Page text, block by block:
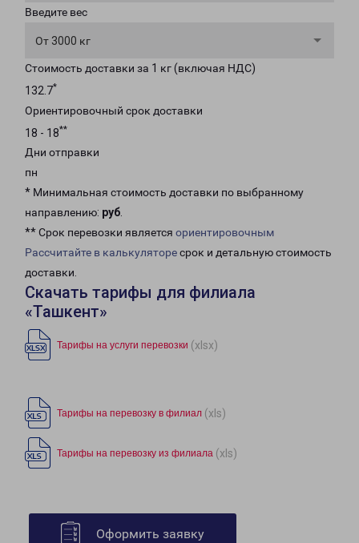
Введите вес
От 3000 кг
Стоимость доставки за 1 кг (включая НДС)
132.7*
Ориентировочный срок доставки
18 - 18**
Дни отправки
пн
* Минимальная стоимость доставки по выбранному
направлению: руб.
** Срок перевозки является ориентировочным
Рассчитайте в калькуляторесрок и детальную стоимость
доставки.
Скачать тарифы для филиала
«Ташкент»
Тарифы на услуги перевозки (xlsx)
Тарифы на перевозку в филиал (xls)
Тарифы на перевозку из филиала (xls)
Оформить заявку